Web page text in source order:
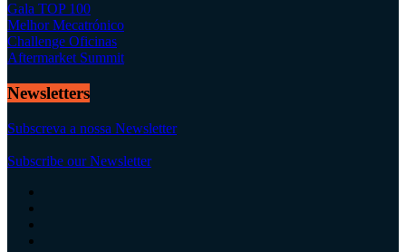
Gala TOP 100
Melhor Mecatrónico
Challenge Oficinas
Aftermarket Summit
Newsletters
Subscreva a nossa Newsletter
Subscribe our Newsletter